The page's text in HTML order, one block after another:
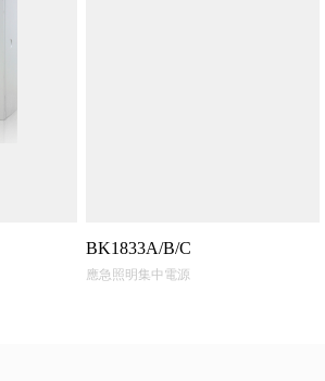
BK1833A/B/C
應急照明集中電源